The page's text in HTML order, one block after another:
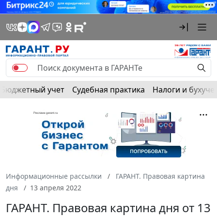
Бюджетный учет Судебная практика Налоги и
Информационные рассылки
ГАРАНТ. Правовая картина
дня
13 апреля 2022
ГАРАНТ. Правовая картина дня от 13